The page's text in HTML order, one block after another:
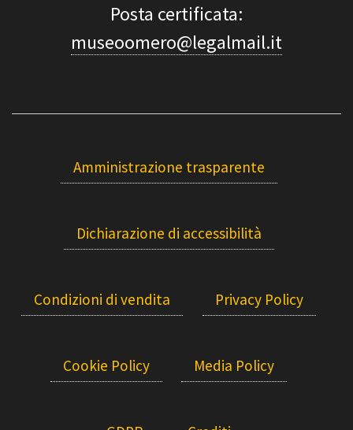
Posta certificata:
museoomero@legalmail.it
Amministrazione trasparente
Dichiarazione di accessibilità
Condizioni di vendita Privacy Policy
Cookie Policy Media Policy